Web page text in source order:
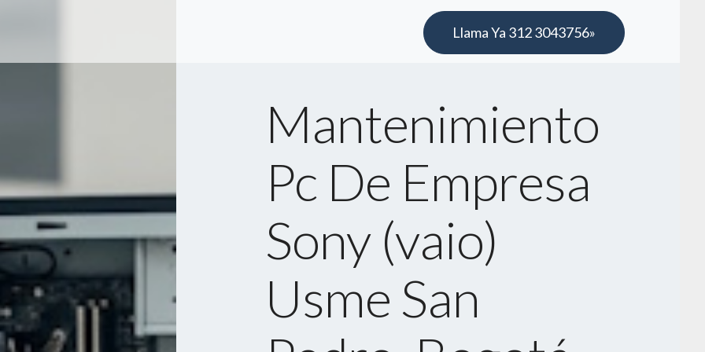
Llama Ya 312 3043756»
Mantenimiento
Pc De Empresa
Sony (vaio)
Usme San